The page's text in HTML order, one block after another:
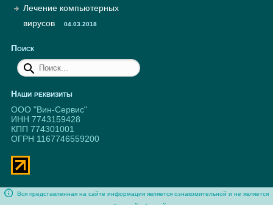
Лечение компьютерных
вирусов
04.03.2018
Поиск
Наши реквизиты
ООО "Вин-Сервис"
ИНН 7743159428
КПП 774301001
ОГРН 1167746559200
Вся представленная на сайте информация является ознакомительной и не является